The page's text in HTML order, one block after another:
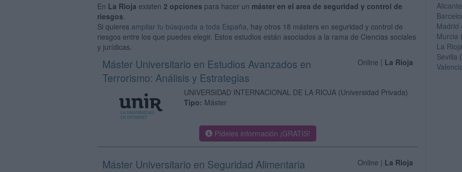
En La Rioja existen 2 opciones para hacer un máster en el area de seguridad y control de
riesgos.
Si quieres ampliar tu búsqueda a toda España, hay otros 18 másters en seguridad y control de
riesgos entre los que puedes elegir. Estos estudios están asociados a la rama de Ciencias sociales
y jurídicas.
Online | La Rioja
Máster Universitario en Estudios Avanzados en
Terrorismo: Análisis y Estrategias
UNIVERSIDAD INTERNACIONAL DE LA RIOJA (Universidad Privada)
Tipo: Máster
Pídeles información ¡GRATIS!
Online | La Rioja
Máster Universitario en Seguridad Alimentaria
Alicante
Madrid
Murcia
La Rioja
Sevilla